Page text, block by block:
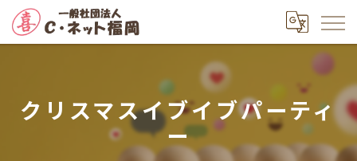
クリスマスイブイブパーティ
ー